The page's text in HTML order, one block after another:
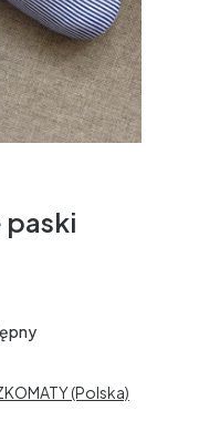
paski
(Polska)